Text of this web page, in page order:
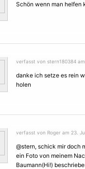
Schön wenn man helfen
verfasst von stern180384
danke ich setze es rein
holen
verfasst von Roger am 23.
@stern, schick mir doch
ein Foto von meinem
Baumann(Hi!)